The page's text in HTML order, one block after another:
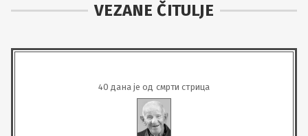
VEZANE ČITULJE
40 дана је од смрти стрица